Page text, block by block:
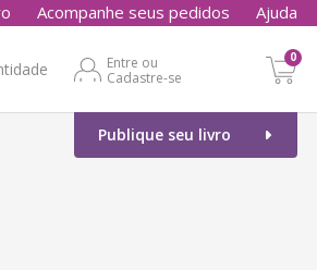
Acompanhe seus pedidos Ajuda
Entre ou
Cadastre-se
0
Publique seu livro